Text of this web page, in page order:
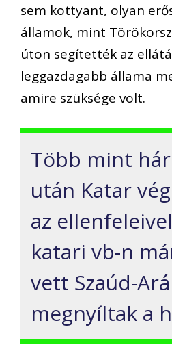
sem kottyant, olyan
államok, mint
úton segítették az
leggazdagabb állama
amire szüksége volt.
Több mint h
után Katar
az
katari vb-n
vett Szaúd-
megnyíltak a